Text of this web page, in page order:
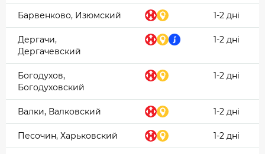
Барвенково, Изюмский 1-2 дні
Дергачи,
Дергачевский
1-2 дні
Богодухов,
Богодуховский
1-2 дні
Валки, Валковский 1-2 дні
Песочин, Харьковский 1-2 дні